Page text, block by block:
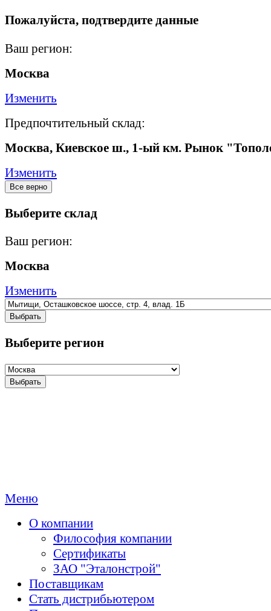
Пожалуйста, подтвердите данные
Ваш регион:
Москва
Изменить
Предпочтительный склад:
Москва, Киевское ш., 1-ый км. Рынок
Изменить
Все верно
Выберите склад
Ваш регион:
Москва
Изменить
Выбрать
Выберите регион
Выбрать
Меню
О компании
Философия компании
Сертификаты
ЗАО "Эталонстрой"
Поставщикам
Стать дистрибьютером